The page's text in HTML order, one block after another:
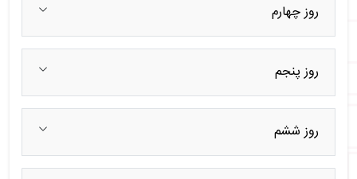
روز چهارم
روز پنجم
روز ششم